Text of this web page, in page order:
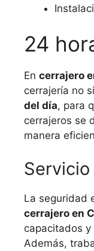
24
En cerrajero
cerrajería no
del día, para
cerrajeros se
manera
La seguridad
cerrajero en
capacitados
Además,